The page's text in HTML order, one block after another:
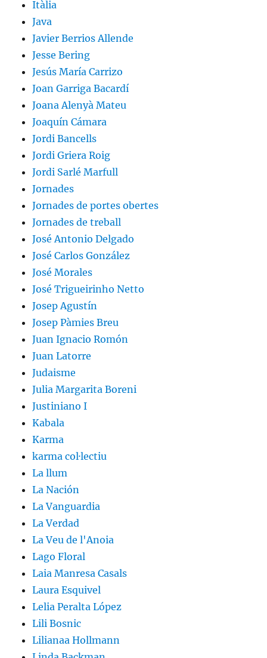
Itàlia
Java
Javier Berrios Allende
Jesse Bering
Jesús María Carrizo
Joan Garriga Bacardí
Joana Alenyà Mateu
Joaquín Cámara
Jordi Bancells
Jordi Griera Roig
Jordi Sarlé Marfull
Jornades
Jornades de portes obertes
Jornades de treball
José Antonio Delgado
José Carlos González
José Morales
José Trigueirinho Netto
Josep Agustín
Josep Pàmies Breu
Juan Ignacio Romón
Juan Latorre
Judaisme
Julia Margarita Boreni
Justiniano I
Kabala
Karma
karma col·lectiu
La llum
La Nación
La Vanguardia
La Verdad
La Veu de l'Anoia
Lago Floral
Laia Manresa Casals
Laura Esquivel
Lelia Peralta López
Lili Bosnic
Lilianaa Hollmann